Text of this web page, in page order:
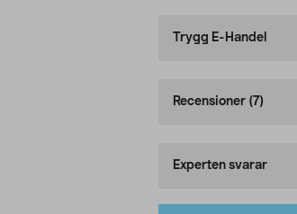
Trygg E-Handel
Recensioner (7)
Experten svarar